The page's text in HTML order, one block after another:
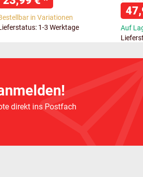
in Variationen
1-3 Werktage
Auf
direkt ins Postfach